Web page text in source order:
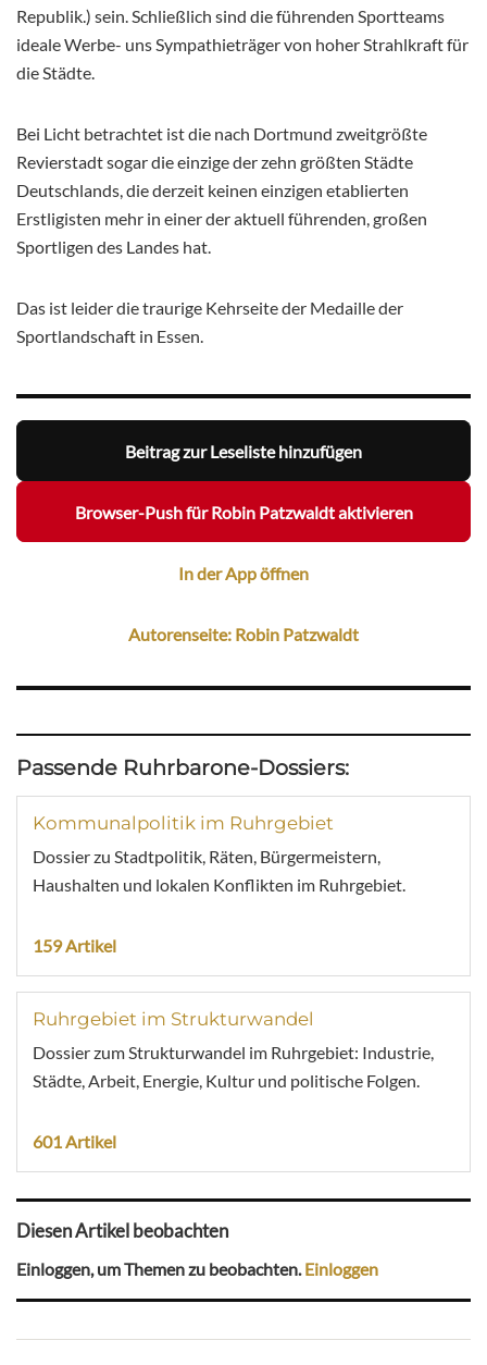
Republik.) sein. Schließlich sind die führenden Sportteams
ideale Werbe- uns Sympathieträger von hoher Strahlkraft für
die Städte.
Bei Licht betrachtet ist die nach Dortmund zweitgrößte
Revierstadt sogar die einzige der zehn größten Städte
Deutschlands, die derzeit keinen einzigen etablierten
Erstligisten mehr in einer der aktuell führenden, großen
Sportligen des Landes hat.
Das ist leider die traurige Kehrseite der Medaille der
Sportlandschaft in Essen.
Beitrag zur Leseliste hinzufügen
Browser-Push für Robin Patzwaldt aktivieren
In der App öffnen
Autorenseite: Robin Patzwaldt
Passende Ruhrbarone-Dossiers:
Kommunalpolitik im Ruhrgebiet
Dossier zu Stadtpolitik, Räten, Bürgermeistern,
Haushalten und lokalen Konflikten im Ruhrgebiet.
159 Artikel
Ruhrgebiet im Strukturwandel
Dossier zum Strukturwandel im Ruhrgebiet: Industrie,
Städte, Arbeit, Energie, Kultur und politische Folgen.
601 Artikel
Diesen Artikel beobachten
Einloggen, um Themen zu beobachten.Einloggen